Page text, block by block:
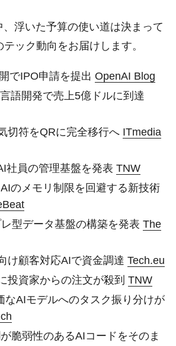
浮いた予算の使い道は決まって
ック動向をお届けします。
でIPO申請を提出 OpenAI Blog
語開発で売上5億ドルに到達
切符をQRに完全移行へ ITmedia
社員の管理基盤を発表 TNW
のメモリ制限を回避する新技術
型データ基盤の構築を発表 The
け顧客対応AIで資金調達 Tech.eu
投資家からの注文が殺到 TNW
なAIモデルへのタスク振り分けが
脆弱性のあるAIコードをそのま